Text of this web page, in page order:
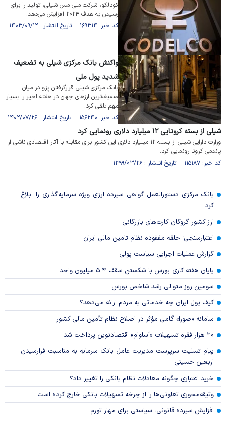
کودلکو، شرکت ملی مس شیلی، تولید را برای
رسیدن به هدف ۲۰۲۴ افزایش می‌دهد.
کد خبر: ۱۶۹۳۱۴ تاریخ انتشار : ۱۴۰۳/۰۹/۱۲
واکنش بانک مرکزی شیلی به تضعیف
شدید پول ملی
بانک مرکزی شیلی قرارگرفتن پِزو در میان
ضعیف‌ترین ارز‌های جهان در هفته اخیر را بسیار
مهم تلقی کرد.
کد خبر: ۱۵۶۲۴۰ تاریخ انتشار : ۱۴۰۲/۰۷/۲۶
شیلی از بسته کرونایی ۱۲ میلیارد دلاری رونمایی کرد
وزارت دارایی شیلی از بسته ۱۲ میلیارد دلاری این کشور برای مقابله با آثار اقتصادی ناشی از
پاندمی کرونا رونمایی کرد.
کد خبر: ۱۱۵۱۸۷ تاریخ انتشار : ۱۳۹۹/۰۳/۲۶
بانک مرکزی دستورالعمل گواهی سپرده ارزی ویژه سرمایه‌گذاری را ابلاغ
کرد
ارز کشور گروگان کارت‌های بازرگانی
اعتبارسنجی؛ حلقه مفقوده نظام تامین مالی ایران
گزارش عملیات اجرایی سیاست پولی
پایان هفته کاری بورس با شکستن سقف ۵.۴ میلیون واحد
سومین روز متوالی رشد شاخص بورس
کیف پول ایران چه خدماتی به مردم ارائه می‌دهد؟
سامانه «صورا» گامی مؤثر در اصلاح نظام تأمین مالی کشور
۲۰ هزار فقره تسهیلات «آساوام» اقتصادنوین پرداخت شد
پیام تسلیت سرپرست مدیریت عامل بانک سرمایه به مناسبت فرارسیدن
اربعین حسینی
خرید اعتباری چگونه معادلات نظام بانکی را تغییر داد؟
وثیقه‌محوری تعاونی‌ها را از چرخه تسهیلات بانکی خارج کرده است
افزایش سپرده قانونی، سیاستی برای مهار تورم